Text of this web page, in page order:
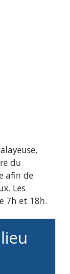
du
afin de
Les
7h et 18h.